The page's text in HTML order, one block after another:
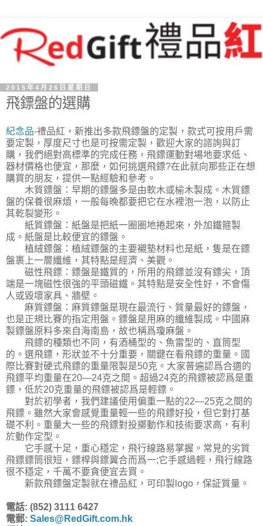
2015年4月26日星期日
飛鏢盤的選購
紀念品-禮品紅，新推出多款飛鏢盤的定製，款式可按用戶需
要定製，厚度尺寸也是可按需定製，歡迎大家的諮詢與訂
購，我們絕對高標準的完成任務，飛鏢運動對場地要求低、
器材價格也便宜，那麼，如何挑選飛鏢?在此就向那些正在想
購買的朋友，提供一點經驗和參考。
木質鏢盤：早期的鏢盤多是由軟木或榆木製成。木質鏢
盤的保養很麻煩，一般每晚都要把它在水裡泡一泡，以防止
其乾裂變形。
紙質鏢盤：紙盤是把紙一圈圈地捲起來，外加鐵箍製
成。紙盤是比較便宜的鏢盤。
植絨鏢盤：植絨鏢盤的主要襯墊材料也是紙，隻是在鏢
盤裹上一層纖維，其特點是經濟、美觀。
磁性飛鏢：鏢盤是鐵質的，所用的飛鏢並沒有鏢尖，頂
端是一塊磁性很強的平頭磁鐵。其特點是安全性好，不會傷
人或毀壞家具、牆壁。
麻質鏢盤：麻質鏢盤是現在最流行、質量最好的鏢盤，
也是正規比賽的指定用盤。鏢盤是用麻的纖維製成。中國麻
製鏢盤原料多來自海南島，故也稱爲瓊麻盤。
飛鏢的種類也不同，有酒桶型的、魚雷型的、直筒型
的。選飛鏢，形狀並不十分重要，關鍵在看飛鏢的重量。國
際比賽對硬式飛鏢的重量限製是50克。大家普遍認爲合適的
飛鏢平均重量在20—24克之間。超過24克的飛鏢被認爲是重
鏢，低於20克重量的飛鏢被認爲是輕鏢。
對於初學者，我們建議使用偏重一點的22—25克之間的
飛鏢。雖然大家會感覺重量輕一些的飛鏢好投，但它對打基
礎不利。重量大一些的飛鏢對投擲動作和技術要求高，有利
於動作定型。
它手感十足，重心穩定，飛行線路易掌握。常見的劣質
飛鏢鏢筒很短，鏢桿與鏢翼合而爲一;它手感過輕，飛行線路
很不穩定，千萬不要貪便宜去買。
新款飛鏢盤定製就在禮品紅，可印製logo，保証質量。
電話: (852) 3111 6427
電郵: Sales@RedGift.com.hk